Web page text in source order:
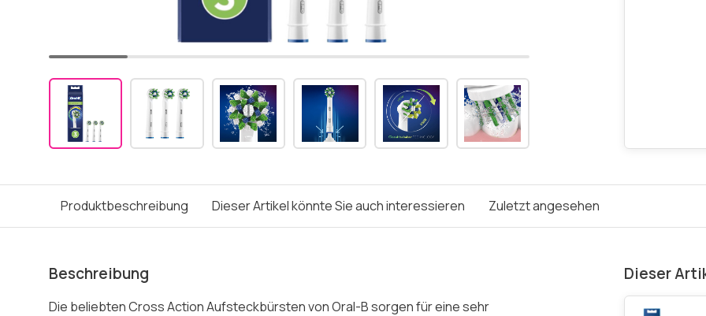
Produktbeschreibung Dieser Artikel könnte Sie auch interessieren Zuletzt angesehen
Beschreibung
Die beliebten Cross Action Aufsteckbürsten von Oral-B sorgen für eine sehr
Dieser